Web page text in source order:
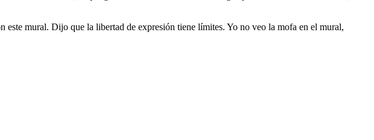
mural. Dijo que la libertad de expresión tiene límites. Yo no veo la mofa en el mural,